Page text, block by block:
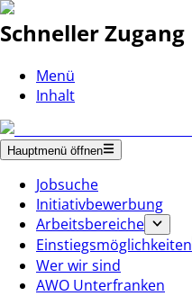
Schneller Zugang
Menü
Inhalt
Hauptmenü öffnen
Jobsuche
Initiativbewerbung
Arbeitsbereiche
Einstiegsmöglichkeiten
Wer wir sind
AWO Unterfranken